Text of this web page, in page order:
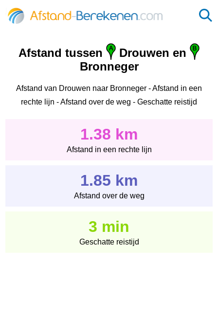
Afstand tussen
Drouwen en
Bronneger
Afstand van Drouwen naar Bronneger - Afstand in een
rechte lijn - Afstand over de weg - Geschatte reistijd
1.38 km
Afstand in een rechte lijn
1.85 km
Afstand over de weg
3 min
Geschatte reistijd